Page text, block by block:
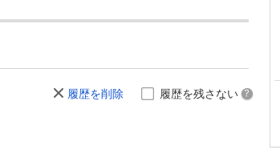
履歴を削除 履歴を残さない